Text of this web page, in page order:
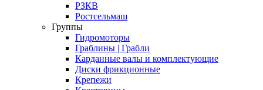
РЗКВ
Ростсельмаш
Группы
Гидромоторы
Граблины | Грабли
Карданные валы и комплектующие
Диски фрикционные
Крепежи